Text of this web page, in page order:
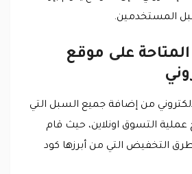
المستخدمين.
على موقع
من إضافة جميع السبل التي
عملية التسوق اونلاين، حيث قام
التخفيض التي من أبرزها كود